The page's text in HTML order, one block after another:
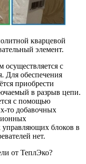
кварцевой
элемент.
с
Для обеспечения
приобрести
в разрыв цепи.
с помощью
то добавочных
управляющих блоков в
нет.
от ТеплЭко?